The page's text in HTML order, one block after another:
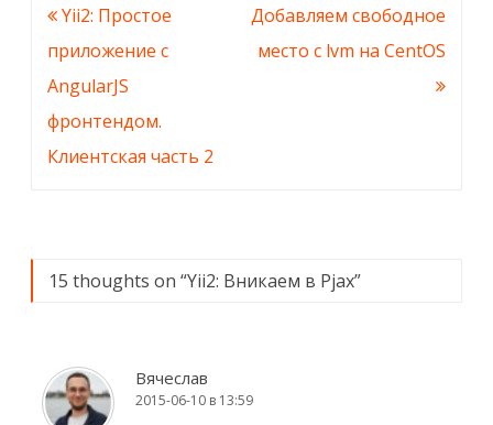
Навигация
по
записям
Yii2: Простое
приложение c
AngularJS
фронтендом.
Клиентская часть 2
Добавляем свободное
место с lvm на CentOS
15 thoughts on “Yii2: Вникаем в Pjax”
Вячеслав
2015-06-10 в 13:59